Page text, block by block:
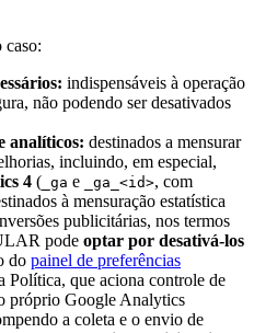
caso:
indispensáveis à operação
não podendo ser desativados
analíticos: destinados a mensurar
incluindo, em especial,
4 ( _ga e _ga_<id>, com
à mensuração estatística
publicitárias, nos termos
pode optar por desativá-los
do painel de preferências
Política, que aciona controle de
próprio Google Analytics
a coleta e o envio de